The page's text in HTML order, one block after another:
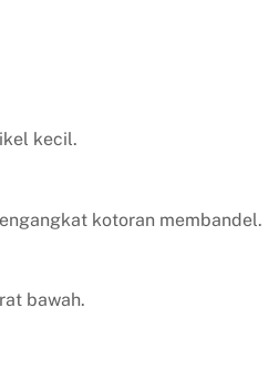
kecil.
kotoran membandel.
bawah.